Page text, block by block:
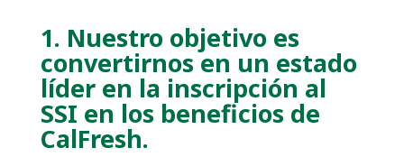
1. Nuestro objetivo es
convertirnos en un estado
líder en la inscripción al
SSI en los beneficios de
CalFresh.